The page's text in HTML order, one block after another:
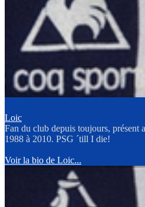
Loic
Fan du club depuis toujours, présent
1988 à 2010. PSG ´till I die!
Voir la bio de Loic...